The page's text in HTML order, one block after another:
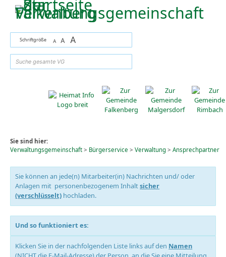
Zum Inhalt,zur Navigationoder
Schriftgröße A A A
Sie sind hier:
Verwaltungsgemeinschaft> Bürgerservice > Verwaltung> Ansprechpartner
Sie können an jede(n) Mitarbeiter(in) Nachrichten und/ oder
Anlagen mit personenbezogenem Inhaltsicher
(verschlüsselt) hochladen.
Und so funktioniert es:
Klicken Sie in der nachfolgenden Liste links auf den Namen